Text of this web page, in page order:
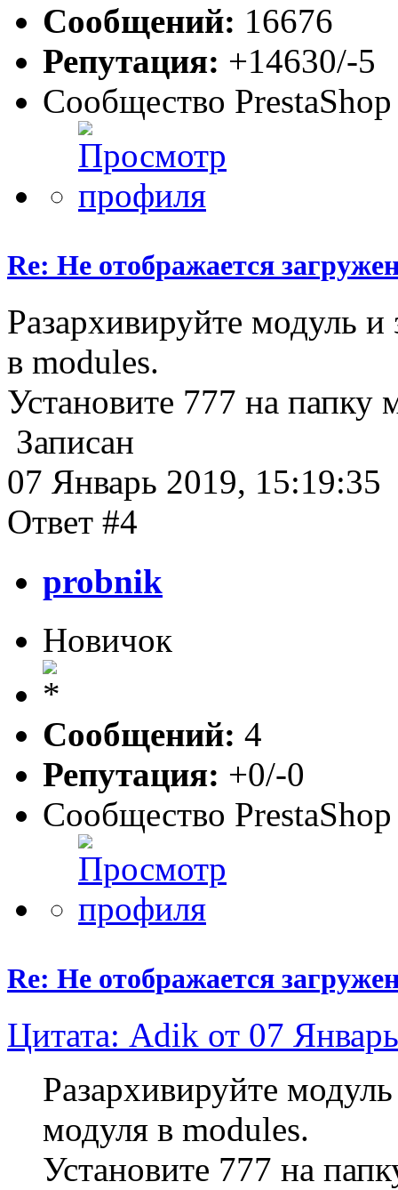
Сообщений: 16676
Репутация: +14630/-5
Сообщество PrestaShop
Re: Не отображается
Разархивируйте модуль
в modules.
Установите 777 на папку
Записан
07 Январь 2019, 15:19:35
Ответ #4
probnik
Новичок
Сообщений: 4
Репутация: +0/-0
Сообщество PrestaShop
Re: Не отображается
Цитата: Adik от 07
Разархивируйте
модуля в modules.
Установите 777 на